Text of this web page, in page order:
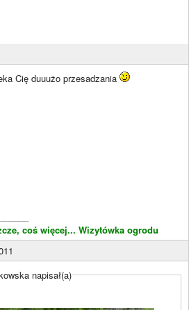
Cię duuużo przesadzania
coś więcej... Wizytówka ogrodu
napisał(a)